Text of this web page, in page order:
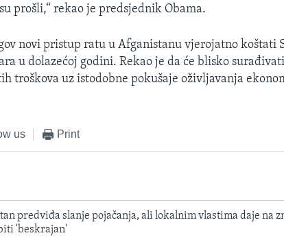
prošli,“ rekao je predsjednik Obama.
novi pristup ratu u Afganistanu vjerojatno koštati
u dolazećoj godini. Rekao je da će blisko
troškova uz istodobne pokušaje oživljavanja
us Print
predviđa slanje pojačanja, ali lokalnim vlastima daje na
'beskrajan'